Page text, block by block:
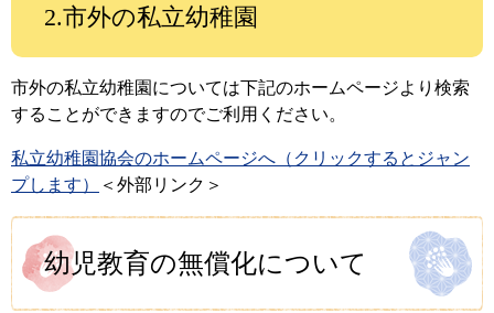
2.市外の私立幼稚園
市外の私立幼稚園については下記のホームページより検索
することができますのでご利用ください。
私立幼稚園協会のホームページへ（クリックするとジャン
プします）
＜外部リンク＞
幼児教育の無償化について